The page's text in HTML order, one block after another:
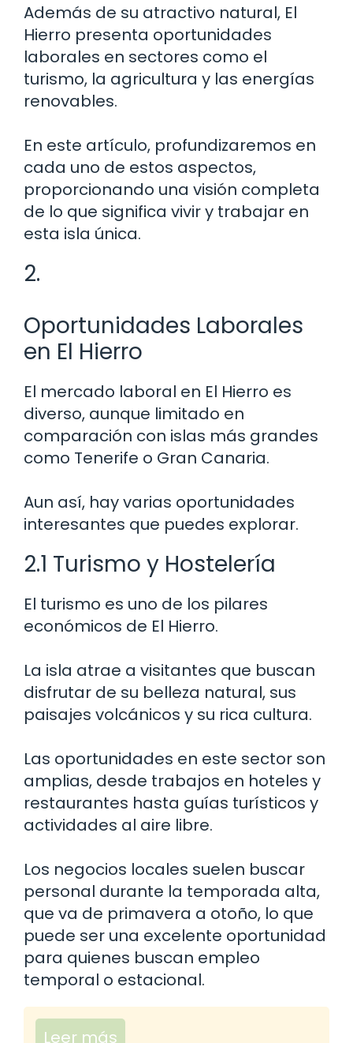
Además de su atractivo natural, El
Hierro presenta oportunidades
laborales en sectores como el
turismo, la agricultura y las energías
renovables.
En este artículo, profundizaremos en
cada uno de estos aspectos,
proporcionando una visión completa
de lo que significa vivir y trabajar en
esta isla única.
2.
Oportunidades Laborales
en El Hierro
El mercado laboral en El Hierro es
diverso, aunque limitado en
comparación con islas más grandes
como Tenerife o Gran Canaria.
Aun así, hay varias oportunidades
interesantes que puedes explorar.
2.1 Turismo y Hostelería
El turismo es uno de los pilares
económicos de El Hierro.
La isla atrae a visitantes que buscan
disfrutar de su belleza natural, sus
paisajes volcánicos y su rica cultura.
Las oportunidades en este sector son
amplias, desde trabajos en hoteles y
restaurantes hasta guías turísticos y
actividades al aire libre.
Los negocios locales suelen buscar
personal durante la temporada alta,
que va de primavera a otoño, lo que
puede ser una excelente oportunidad
para quienes buscan empleo
temporal o estacional.
Leer más